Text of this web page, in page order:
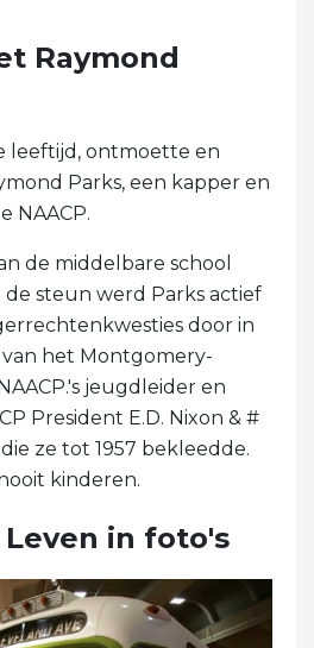
Raymond
leeftijd, ontmoette en
Parks, een kapper en
NAACP.
de middelbare school
steun werd Parks actief
door in
het Montgomery-
jeugdleider en
President E.D. Nixon & #
ze tot 1957 bekleedde.
kinderen.
Leven in foto's